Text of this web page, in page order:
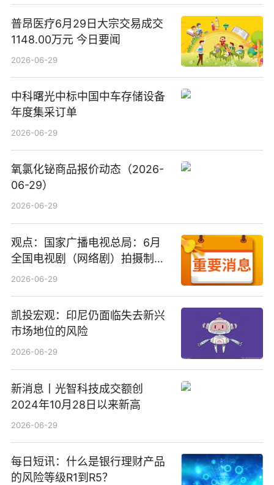
普昂医疗6月29日大宗交易成交
1148.00万元 今日要闻
2026-06-29
中科曙光中标中国中车存储设备
年度集采订单
2026-06-29
氧氯化铋商品报价动态（2026-
06-29）
2026-06-29
观点：国家广播电视总局：6月
全国电视剧（网络剧）拍摄制作
备案公示剧目197部
2026-06-29
凯投宏观：印尼仍面临失去新兴
市场地位的风险
2026-06-29
新消息丨光智科技成交额创
2024年10月28日以来新高
2026-06-29
每日短讯：什么是银行理财产品
的风险等级R1到R5？